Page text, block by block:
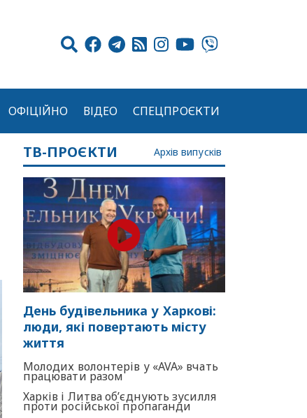
ОФІЦІЙНО ВІДЕО СПЕЦПРОЄКТИ
ТВ-ПРОЄКТИ Архів випусків
День будівельника у Харкові:
люди, які повертають місту
життя
Молодих волонтерів у «AVA» вчать
працювати разом
Харків і Литва об’єднують зусилля
проти російської пропаганди